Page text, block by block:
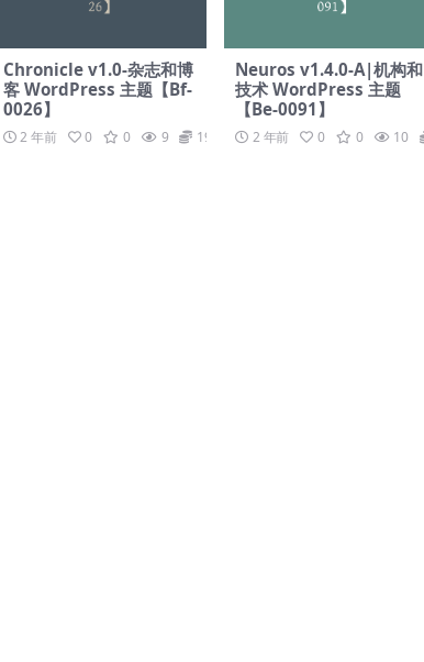
Chronicle v1.0-杂志和博
客 WordPress 主题【Bf-
0026】
2 年前 0 0 9 19.9
Neuros v1.4.0-A|机构和
技术 WordPress 主题
【Be-0091】
2 年前 0 0 10